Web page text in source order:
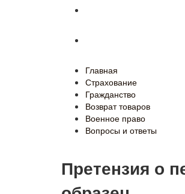
Главная
Страхование
Гражданство
Возврат товаров
Военное право
Вопросы и ответы
Претензия о